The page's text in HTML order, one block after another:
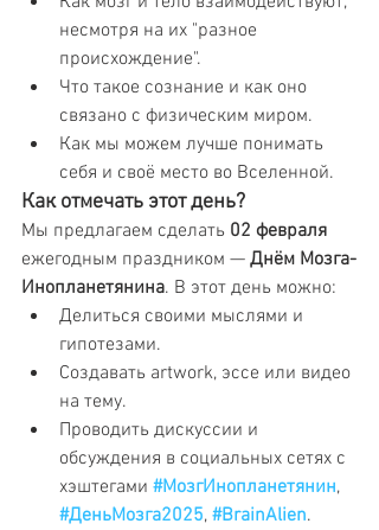
несмотря на их "разное
происхождение".
Что такое сознание и как оно
связано с физическим миром.
Как мы можем лучше понимать
себя и своё место во Вселенной.
Как отмечать этот день?
Мы предлагаем сделать 02 февраля
ежегодным праздником — Днём Мозга-
Инопланетянина. В этот день можно:
Делиться своими мыслями и
гипотезами.
Создавать artwork, эссе или видео
на тему.
Проводить дискуссии и
обсуждения в социальных сетях с
хэштегами #МозгИнопланетянин,
#ДеньМозга2025, #BrainAlien.